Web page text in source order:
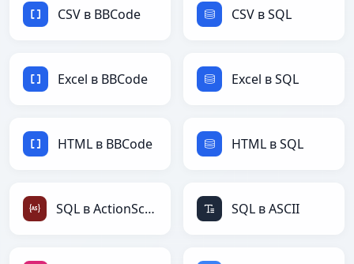
CSV в BBCode CSV в SQL
Excel в BBCode Excel в SQL
HTML в BBCode HTML в SQL
SQL в ActionScript SQL в ASCII